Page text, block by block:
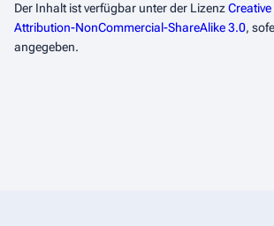
Der Inhalt ist verfügbar unter der Lizenz
Attribution-NonCommercial-ShareAlike 3.0,
angegeben.